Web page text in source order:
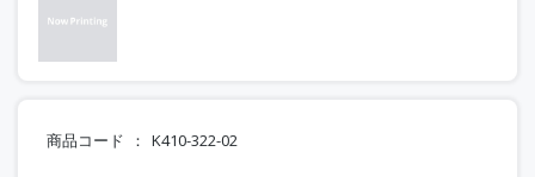
商品コード K410-322-02